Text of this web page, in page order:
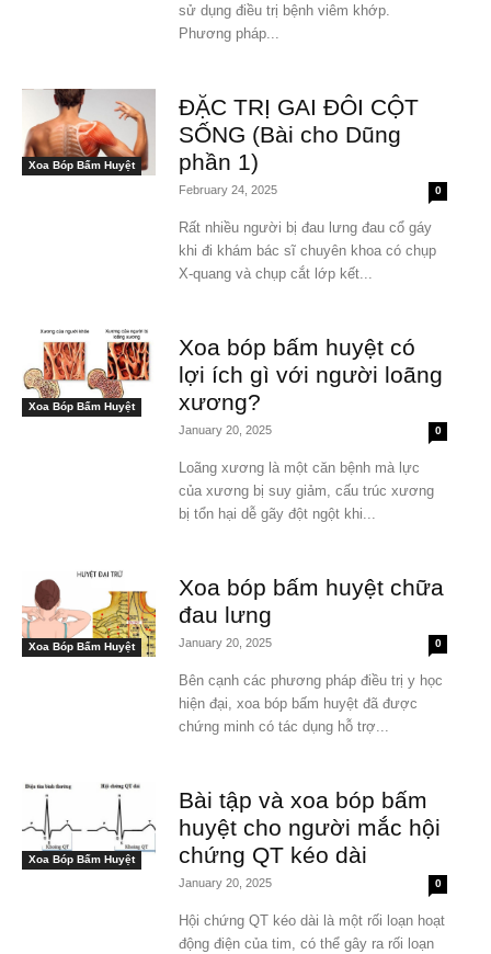
sử dụng điều trị bệnh viêm khớp.
Phương pháp...
Xoa Bóp Bấm Huyệt
ĐẶC TRỊ GAI ĐÔI CỘT
SỐNG (Bài cho Dũng
phần 1)
February 24, 2025 0
Rất nhiều người bị đau lưng đau cổ gáy
khi đi khám bác sĩ chuyên khoa có chụp
X-quang và chụp cắt lớp kết...
Xoa Bóp Bấm Huyệt
Xoa bóp bấm huyệt có
lợi ích gì với người loãng
xương?
January 20, 2025 0
Loãng xương là một căn bệnh mà lực
của xương bị suy giảm, cấu trúc xương
bị tổn hại dễ gãy đột ngột khi...
Xoa Bóp Bấm Huyệt
Xoa bóp bấm huyệt chữa
đau lưng
January 20, 2025 0
Bên cạnh các phương pháp điều trị y học
hiện đại, xoa bóp bấm huyệt đã được
chứng minh có tác dụng hỗ trợ...
Xoa Bóp Bấm Huyệt
Bài tập và xoa bóp bấm
huyệt cho người mắc hội
chứng QT kéo dài
January 20, 2025 0
Hội chứng QT kéo dài là một rối loạn hoạt
động điện của tim, có thể gây ra rối loạn